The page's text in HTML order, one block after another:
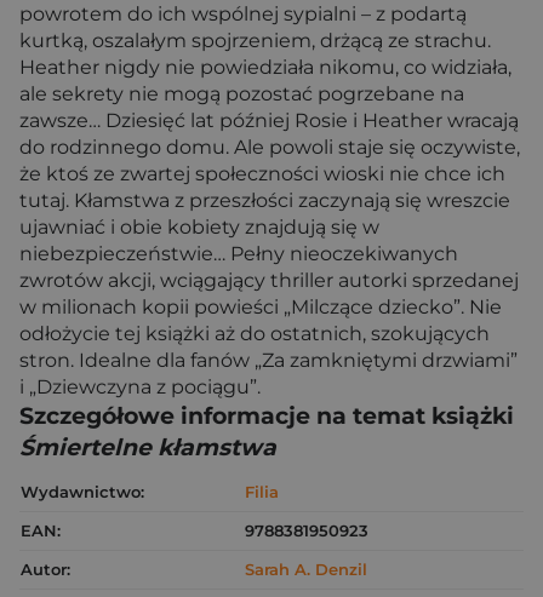
powrotem do ich wspólnej sypialni – z podartą
kurtką, oszalałym spojrzeniem, drżącą ze strachu.
Heather nigdy nie powiedziała nikomu, co widziała,
ale sekrety nie mogą pozostać pogrzebane na
zawsze… Dziesięć lat później Rosie i Heather wracają
do rodzinnego domu. Ale powoli staje się oczywiste,
że ktoś ze zwartej społeczności wioski nie chce ich
tutaj. Kłamstwa z przeszłości zaczynają się wreszcie
ujawniać i obie kobiety znajdują się w
niebezpieczeństwie… Pełny nieoczekiwanych
zwrotów akcji, wciągający thriller autorki sprzedanej
w milionach kopii powieści „Milczące dziecko”. Nie
odłożycie tej książki aż do ostatnich, szokujących
stron. Idealne dla fanów „Za zamkniętymi drzwiami”
i „Dziewczyna z pociągu”.
Szczegółowe informacje na temat książki
Śmiertelne kłamstwa
Wydawnictwo:
Filia
EAN:
9788381950923
Autor:
Sarah A. Denzil